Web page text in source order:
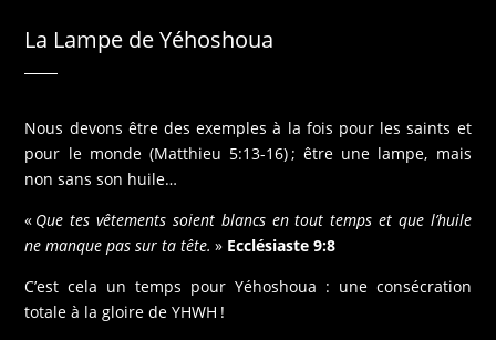
La Lampe de Yéhoshoua
Nous devons être des exemples à la fois pour les saints et
pour le monde (Matthieu 5:13-16) ; être une lampe, mais
non sans son huile…
« Que tes vêtements soient blancs en tout temps et que l’huile
ne manque pas sur ta tête. » Ecclésiaste 9:8
C’est cela un temps pour Yéhoshoua : une consécration
totale à la gloire de YHWH !